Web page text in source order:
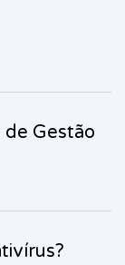
Gestão